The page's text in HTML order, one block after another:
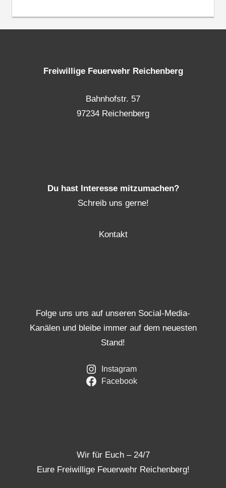
Freiwillige Feuerwehr Reichenberg
Bahnhofstr. 57
97234 Reichenberg
Du hast Interesse mitzumachen?
Schreib uns gerne!
Kontakt
Folge uns uns auf unseren Social-Media-
Kanälen und bleibe immer auf dem neuesten
Stand!
Instagram
Facebook
Wir für Euch – 24/7
Eure Freiwillige Feuerwehr Reichenberg!